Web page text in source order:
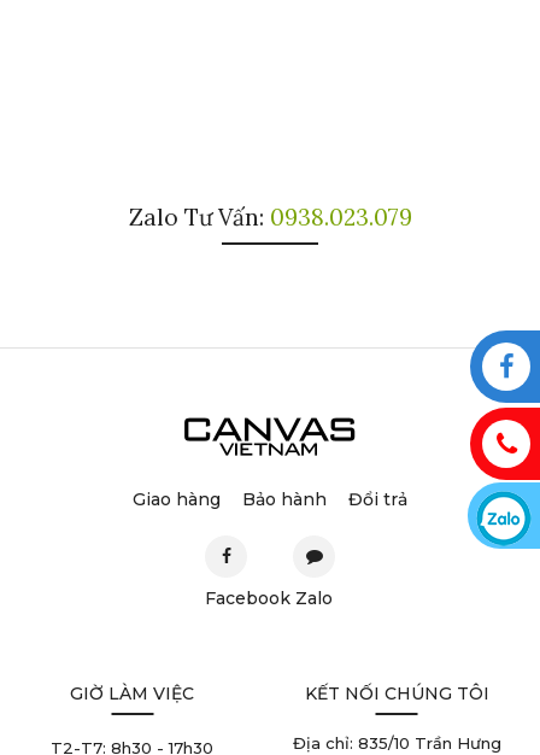
Zalo Tư Vấn: 0938.023.079
Giao hàng Bảo hành Đổi trả
Facebook Zalo
GIỜ LÀM VIỆC
T2-T7: 8h30 - 17h30
KẾT NỐI CHÚNG TÔI
Địa chỉ: 835/10 Trần Hưng